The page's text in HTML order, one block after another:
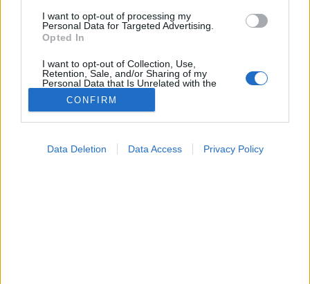
I want to opt-out of processing my
Personal Data for Targeted Advertising.
Opted In
I want to opt-out of Collection, Use,
Retention, Sale, and/or Sharing of my
Personal Data that Is Unrelated with the
Purposes for which it was collected.
Opted Out
CONFIRM
Data Deletion Data Access Privacy Policy
Gyógyszerkutatások
Megosztás
Küldés Küldés Messengeren